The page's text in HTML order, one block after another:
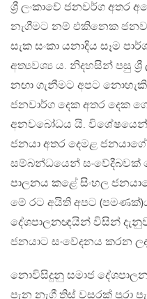
ශ්‍රී ලංකාවේ ජනවර්ග
නැගීමට නම් එකිනෙක
සැක සංකා යනාදිය සෑම
අත්‍යවශ්‍ය ය. නිදහසින් පසු
නඟා ගැනීමට අපට
ජනවාර්ග දෙක අතර දෙක
අනවබෝධය යි.
ජනයා අතර දෙමළ
සම්බන්ධයෙන් සංවේදීබවක්
පාලනය කළේ සිංහල
මේ රට අයිති අපට
දේශපාලනඥයින් විසින්
ජනයාට සංවේදනය කරන
නොවිසිදුනු සමාජ
පැන නැගී තිස් වසරක් පුරා